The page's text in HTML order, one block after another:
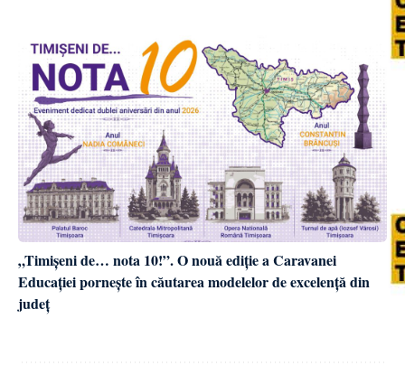
„Timișeni de… nota 10!”. O nouă ediție a Caravanei
Educației pornește în căutarea modelelor de excelență din
județ